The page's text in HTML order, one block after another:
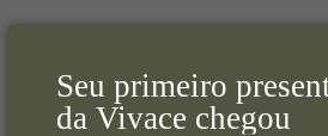
Seu primeiro
da Vivace chegou